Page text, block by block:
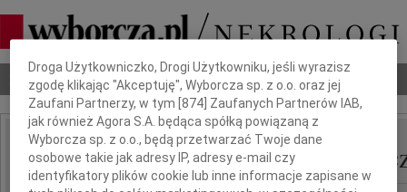
Nekrologi Odeszli Poradnik pogrzebowy
IMIĘ I NAZWISKO: Tadeusz Andrzej
Dbamy o Twoją prywatność
Droga Użytkowniczko, Drogi Użytkowniku, jeśli wyrazisz
zgodę klikając "Akceptuję", Wyborcza sp. z o.o. oraz jej
Zaufani Partnerzy, w tym [874 ] Zaufanych Partnerów IAB,
jak również Agora S.A. będąca spółką powiązaną z
Wyborcza sp. z o.o., będą przetwarzać Twoje dane
osobowe takie jak adresy IP, adresy e-mail czy
identyfikatory plików cookie lub inne informacje zapisane w